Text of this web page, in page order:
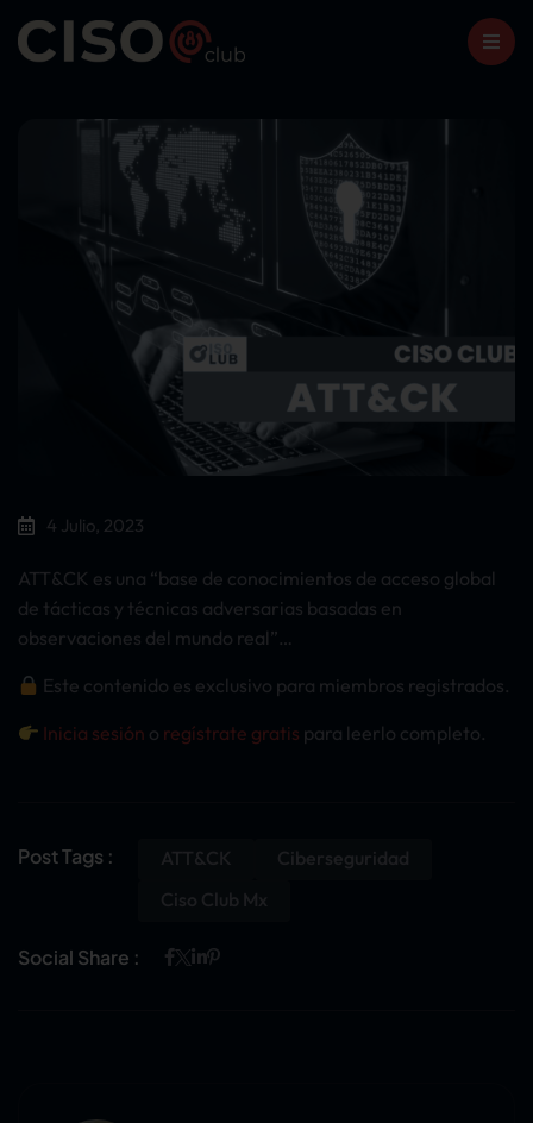
4 Julio, 2023
ATT&CK es una “base de conocimientos de acceso global
de tácticas y técnicas adversarias basadas en
observaciones del mundo real”…
Este contenido es exclusivo para miembros registrados.
Inicia sesión o regístrate gratis para leerlo completo.
Post Tags : ATT&CK
Ciberseguridad
Ciso Club Mx
Social Share :